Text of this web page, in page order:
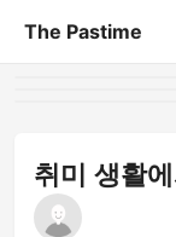
The Pastime
취미 생활